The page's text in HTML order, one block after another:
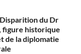
du Dr
figure historique
de la diplomatie